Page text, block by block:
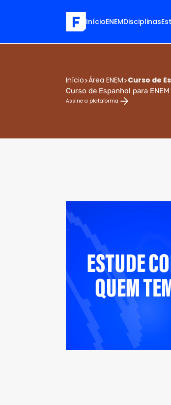
InícioENEMDisciplinas
Início>Área ENEM>Curso de
Curso de Espanhol para ENEM
Assine a plataforma